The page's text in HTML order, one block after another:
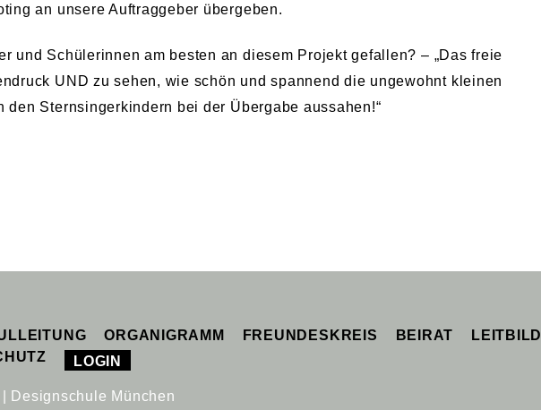
an unsere Auftraggeber übergeben.
und Schülerinnen am besten an diesem Projekt gefallen? – „Das freie
UND zu sehen, wie schön und spannend die ungewohnt kleinen
den Sternsingerkindern bei der Übergabe aussahen!“
ORGANIGRAMM FREUNDESKREIS BEIRAT LEITBILD
LOGIN
Designschule München